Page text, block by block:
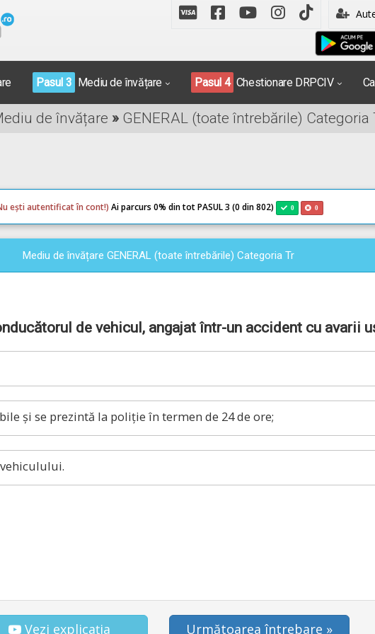
Pasul 3 Mediu de învățare Pasul 4 Chestionare DRPCIV
de învățare » GENERAL (toate întrebările) Categoria
ești autentificat în cont!) Ai parcurs 0% din tot PASUL 3 (0 din 802) 0 0
Mediu de învățare GENERAL (toate întrebările) Categoria Tr
de vehicul, angajat într-un accident cu avarii
și se prezintă la poliție în termen de 24 de ore;
Vezi explicația Următoarea întrebare »